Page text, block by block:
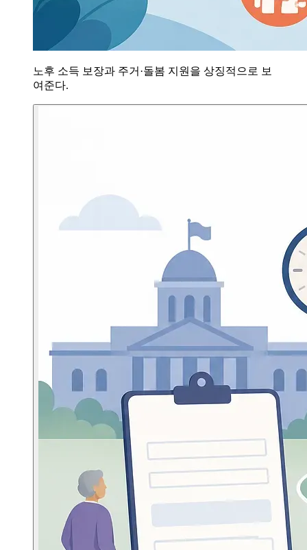
노후 소득 보장과 주거·돌봄 지원을 상징적으로 보
여준다.